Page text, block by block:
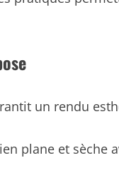
un rendu
plane et sèche